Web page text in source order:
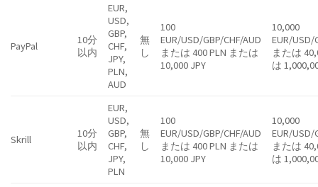
PayPal
10分
以内
EUR,
USD,
GBP,
CHF,
JPY,
PLN,
AUD
無
し
100
EUR/USD/GBP/CHF/AUD
または 400 PLN または
10,000 JPY
10,000
EUR/USD/
または
は
Skrill
10分
以内
EUR,
USD,
GBP,
CHF,
JPY,
PLN
無
し
100
EUR/USD/GBP/CHF/AUD
または 400 PLN または
10,000 JPY
10,000
EUR/USD/
または
は